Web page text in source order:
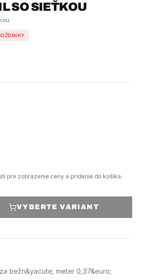
SO SIEŤKOU
pre zobrazenie ceny a pridanie do košíka.
VYBERTE VARIANT
bežn&yacute; meter 0,37&euro;